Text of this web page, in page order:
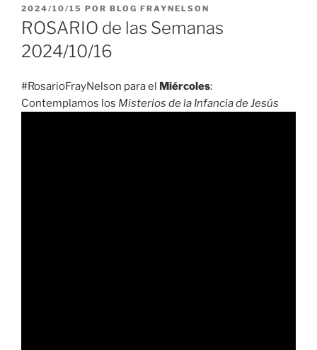
PUBLICADO
EL
2024/10/15 POR BLOG FRAYNELSON
ROSARIO de las Semanas
2024/10/16
#RosarioFrayNelson para el Miércoles:
Contemplamos los Misterios de la Infancia de Jesús